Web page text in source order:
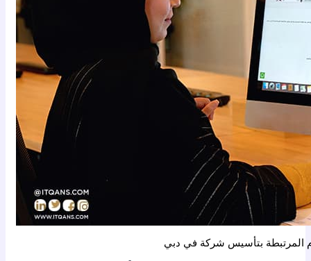
المرتبطة بتأسيس شركة في دبي